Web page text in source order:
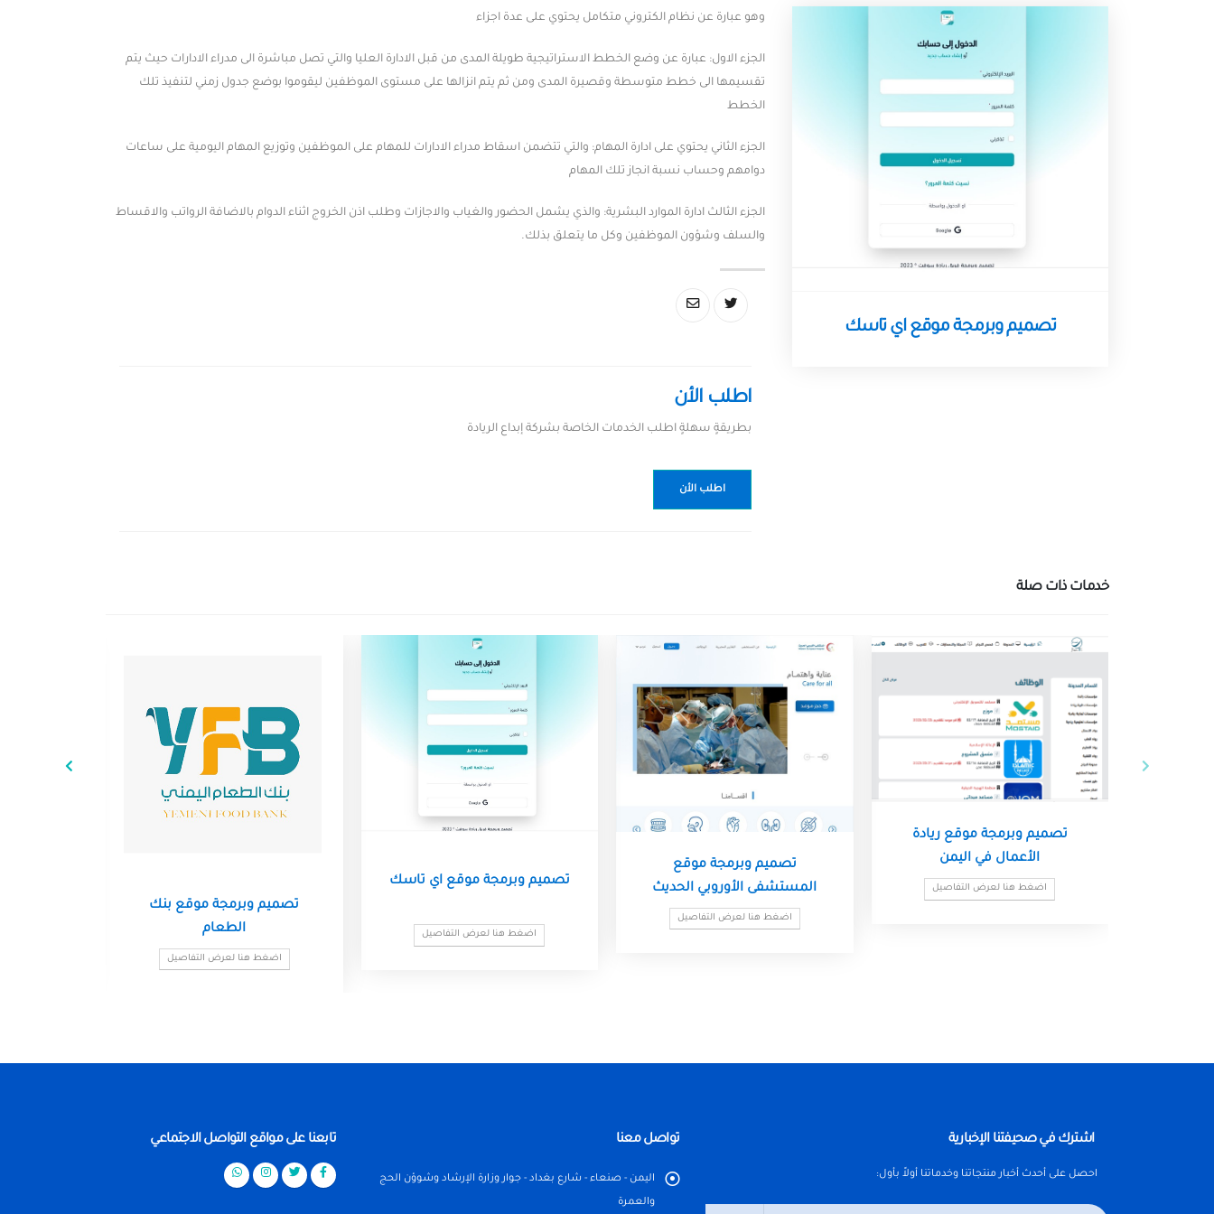
تصميم وبرمجة موقع اي تاسك
وهو عبارة عن نظام الكتروني متكامل يحتوي على عدة اجزاء
الجزء الاول: عبارة عن وضع الخطط الاستراتيجية طويلة المدى من قبل الادارة العليا والتي تصل مباشرة الى مدراء الادارات حيث يتم
تقسيمها الى خطط متوسطة وقصيرة المدى ومن ثم يتم انزالها على مستوى الموظفين ليقوموا بوضع جدول زمني لتنفيذ تلك
الخطط
الجزء الثاني يحتوي على ادارة المهام: والتي تتضمن اسقاط مدراء الادارات للمهام على الموظفين وتوزيع المهام اليومية على ساعات
دوامهم وحساب نسبة انجاز تلك المهام
الجزء الثالث ادارة الموارد البشرية: والذي يشمل الحضور والغياب والاجازات وطلب اذن الخروج اثناء الدوام بالاضافة الرواتب والاقساط
والسلف وشؤون الموظفين وكل ما يتعلق بذلك.
اطلب الأن
بطريقةٍ سهلةٍ اطلب الخدمات الخاصة بشركة إبداع الريادة
اطلب الأن
خدمات ذات صلة
تصميم وبرمجة موقع ريادة
الأعمال في اليمن
اضغط هنا لعرض التفاصيل
تصميم وبرمجة موقع
المستشفى الأوروبي الحديث
اضغط هنا لعرض التفاصيل
تصميم وبرمجة موقع اي تاسك
اضغط هنا لعرض التفاصيل
تصميم وبرمجة موقع بنك
الطعام
اضغط هنا لعرض التفاصيل
اشترك في صحيفتنا الإخبارية
احصل على أحدث أخبار منتجاتنا وخدماتنا أولاً بأول:
تواصل معنا
اليمن - صنعاء - شارع بغداد - جوار وزارة الإرشاد وشوؤن الحج
والعمرة
تابعنا على مواقع التواصل الاجتماعي